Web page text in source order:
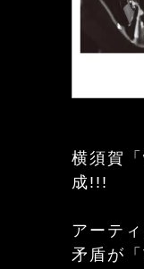
横須賀
成!!!
アーテ
矛盾が